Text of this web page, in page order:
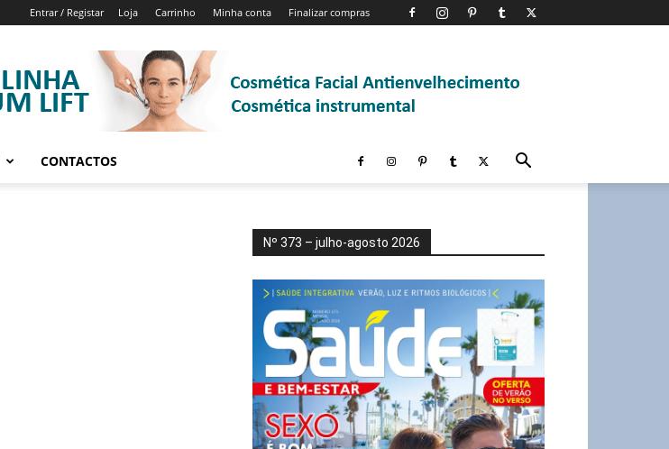
Entrar / Registar Loja Carrinho Minha conta Finalizar compras
CONTACTOS
Nº 373 – julho-agosto 2026